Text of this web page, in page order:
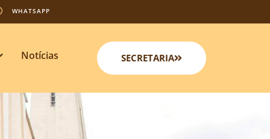
WHATSAPP
Notícias SECRETARIA